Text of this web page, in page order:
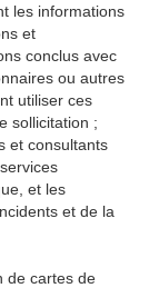
les informations
et
conclus avec
ou autres
utiliser ces
sollicitation ;
et consultants
et les
et de la
de cartes de